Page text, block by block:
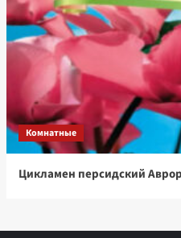
Комнатные
Цикламен персидский